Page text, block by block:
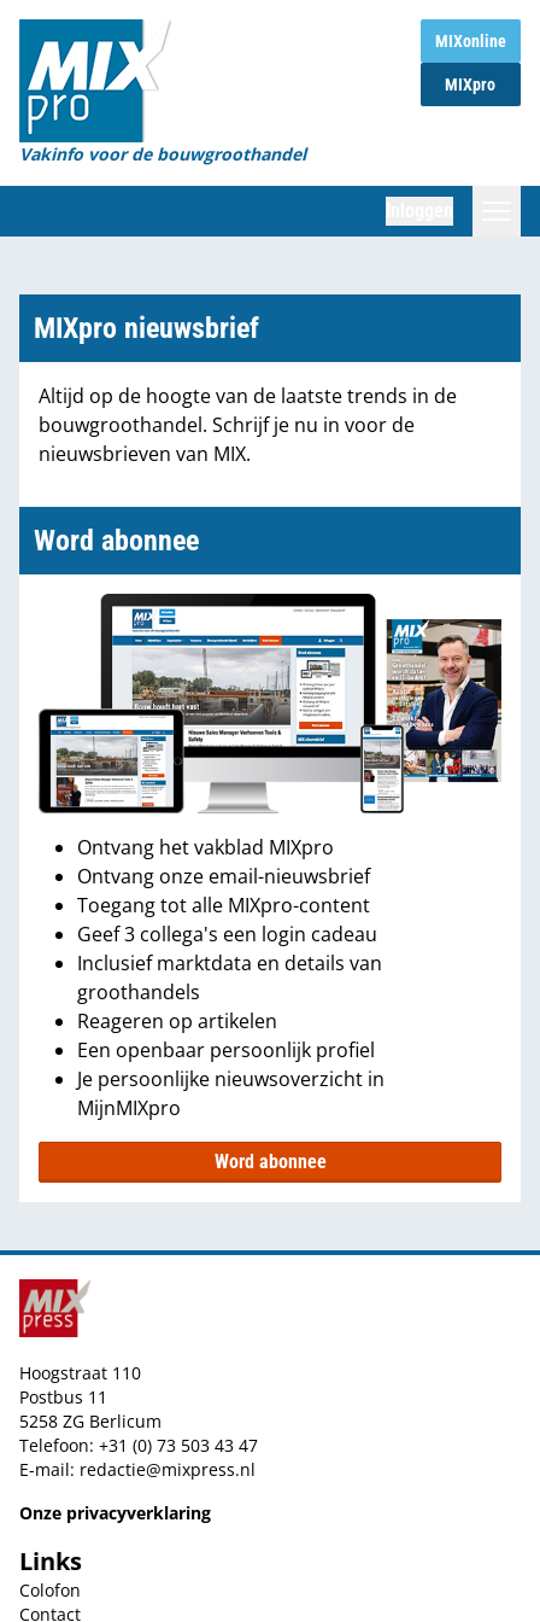
MIXonline
MIXpro
Vakinfo voor de bouwgroothandel
Home
Magazines
Organisaties
Marktcijfers
Partners
MIXpro nieuwsbrief
Altijd op de hoogte van de laatste trends in de
bouwgroothandel. Schrijf je nu in voor de
nieuwsbrieven van MIX.
Word abonnee
Ontvang het vakblad MIXpro
Ontvang onze email-nieuwsbrief
Toegang tot alle MIXpro-content
Geef 3 collega's een login cadeau
Inclusief marktdata en details van
groothandels
Reageren op artikelen
Een openbaar persoonlijk profiel
Je persoonlijke nieuwsoverzicht in
MijnMIXpro
Word abonnee
Hoogstraat 110
Postbus 11
5258 ZG Berlicum
Telefoon: +31 (0) 73 503 43 47
E-mail: redactie@mixpress.nl
Onze privacyverklaring
Links
Colofon
Contact